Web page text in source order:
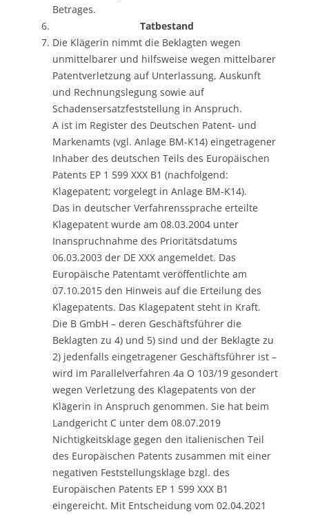
Betrages.
Tatbestand
Die Klägerin nimmt die Beklagten wegen
unmittelbarer und hilfsweise wegen mittelbarer
Patentverletzung auf Unterlassung, Auskunft
und Rechnungslegung sowie auf
Schadensersatzfeststellung in Anspruch.
A ist im Register des Deutschen Patent- und
Markenamts (vgl. Anlage BM-K14) eingetragener
Inhaber des deutschen Teils des Europäischen
Patents EP 1 599 XXX B1 (nachfolgend:
Klagepatent; vorgelegt in Anlage BM-K14).
Das in deutscher Verfahrenssprache erteilte
Klagepatent wurde am 08.03.2004 unter
Inanspruchnahme des Prioritätsdatums
06.03.2003 der DE XXX angemeldet. Das
Europäische Patentamt veröffentlichte am
07.10.2015 den Hinweis auf die Erteilung des
Klagepatents. Das Klagepatent steht in Kraft.
Die B GmbH – deren Geschäftsführer die
Beklagten zu 4) und 5) sind und der Beklagte zu
2) jedenfalls eingetragener Geschäftsführer ist –
wird im Parallelverfahren 4a O 103/19 gesondert
wegen Verletzung des Klagepatents von der
Klägerin in Anspruch genommen. Sie hat beim
Landgericht C unter dem 08.07.2019
Nichtigkeitsklage gegen den italienischen Teil
des Europäischen Patents zusammen mit einer
negativen Feststellungsklage bzgl. des
Europäischen Patents EP 1 599 XXX B1
eingereicht. Mit Entscheidung vom 02.04.2021